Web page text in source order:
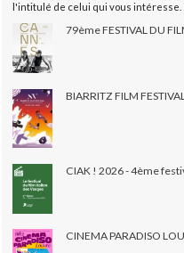
l'intitulé de celui qui vous intéresse.
79ème FESTIVAL DU
BIARRITZ FILM
CIAK ! 2026 - 4ème
CINEMA PARADISO